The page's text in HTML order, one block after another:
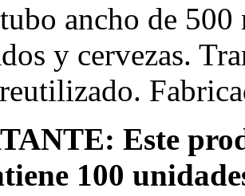
ancho de
y cervezas.
Este
100